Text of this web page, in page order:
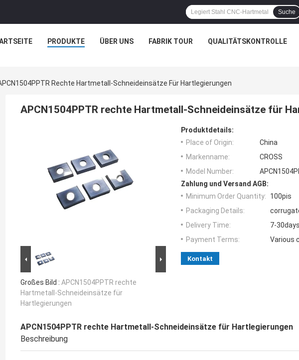
Suche
PRODUKTE ÜBER UNS FABRIK TOUR QUALITÄTSKONTROLLE
Rechte Hartmetall-Schneideinsätze Für Hartlegierungen
APCN1504PPTR rechte Hartmetall-Schneideinsätze für
Großes Bild : APCN1504PPTR rechte
Hartmetall-Schneideinsätze für
Hartlegierungen
Produktdetails:
Place of Origin:
China
Markenname:
CROSS
Model Number:
Zahlung und Versand AGB:
Minimum Order Quantity:
100pis
Packaging Details:
Delivery Time:
7-30days
Payment Terms:
Various
Kontakt
APCN1504PPTR rechte Hartmetall-Schneideinsätze für Hartlegierungen
Beschreibung